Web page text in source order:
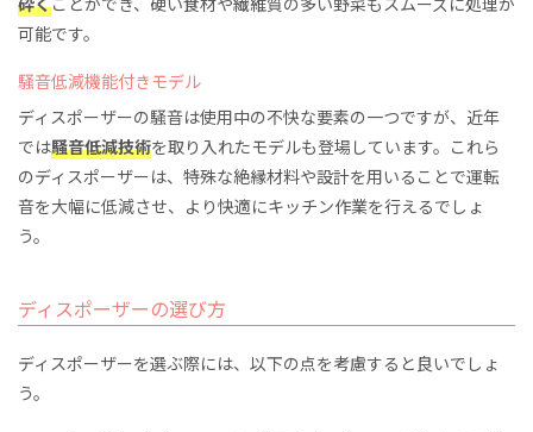
砕くことができ、硬い食材や繊維質の多い野菜もスムーズに処理が
可能です。
騒音低減機能付きモデル
ディスポーザーの騒音は使用中の不快な要素の一つですが、近年
では騒音低減技術を取り入れたモデルも登場しています。これら
のディスポーザーは、特殊な絶縁材料や設計を用いることで運転
音を大幅に低減させ、より快適にキッチン作業を行えるでしょ
う。
ディスポーザーの選び方
ディスポーザーを選ぶ際には、以下の点を考慮すると良いでしょ
う。